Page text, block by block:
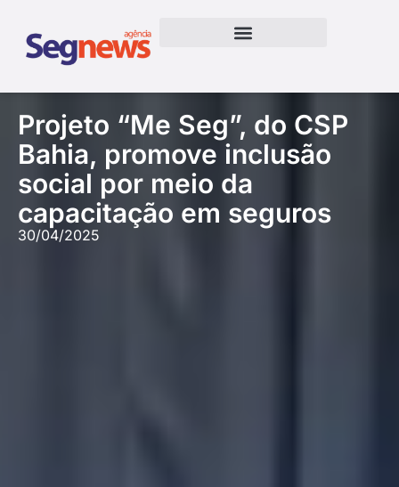
Projeto “Me Seg”, do CSP
Bahia, promove inclusão
social por meio da
capacitação em seguros
30/04/2025